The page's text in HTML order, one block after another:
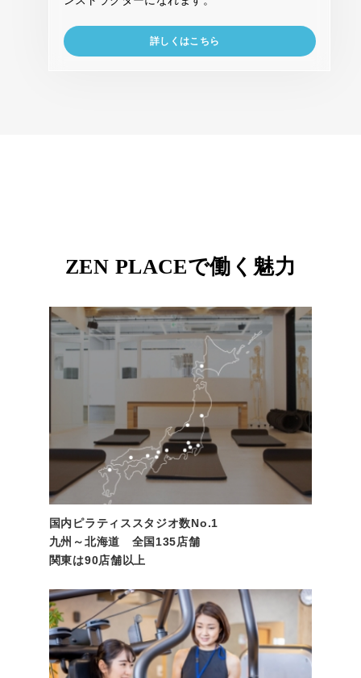
詳しくはこちら
ZEN PLACEで働く魅力
国内ピラティススタジオ数No.1
九州～北海道 全国135店舗
関東は90店舗以上